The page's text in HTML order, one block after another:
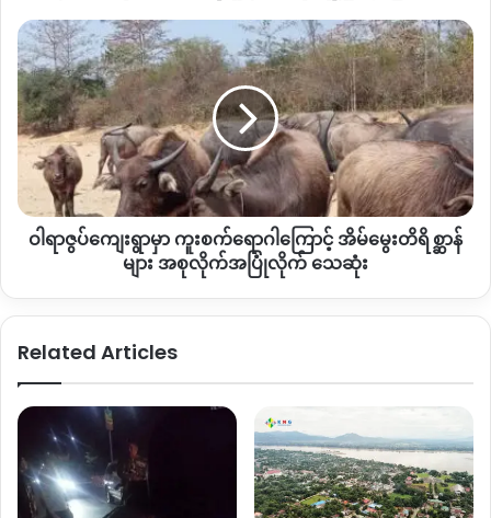
ဖြေ။ ။ ကျောင်းအပ်ခဆိုတာက ကျွန်တော်တို့အနေနဲ့ ကျောင်းခန်း
မှာ လိုအပ်တဲ့ဟာသုံးဖို့အတွက် လုံလုံလောက်လောက်တော့ မပေးနိုင်
ဘူး။ဒါကြောင့် ကျောင်းတိုင်းမှာ ကျောင်းကော်မတီဆိုတာရှိတယ်။
အဲဒီကျောင်းကော်မတီကနေပြီးတော့ ကျောင်းသားတစ်ဦးကို
တော့ ဘယ်လောက်လေးတော့ ထည့်ဝင်ခိုင်းရအောင်ဆိုပြီး ဆုံးဖြတ်
တာမျိုးတော့ ရှိပါတယ်။ လုံးဝပိုက်ဆံ မကောက်ဘဲ ကျောင်းတက်
နိုင်အောင် အရမ်းတော့ ကြိုးစားကြည့်ပေမယ့်
မဖြစ်နိုင်ဘူး။
ကျွန်တော်တို့ရုံးက
လုံလောက်စွာ မထုတ်ပေးနိုင်တဲ့
အတွက်
ကျောင်းလည်ပတ်နိုင်ဖို့အတွက်တော့ကျောင်းသားတွေဆီ
နည်းနည်းပါးပါးတော့ကောက်ဖို့ လုပ်ထားပါတယ်။
စာအုပ်တွေလည်း
အတွက် ပရင့်တဲ့ကြေးကောက်တာတွေရှိပါတယ်။
မေး။ ။ ဒီနှစ်စာသင်နှစ်မှာက ဘယ်လိုသင်ရိုးတွေကို
သင်ကြားပေးနေလဲ။
ဖြေ။ ။ သင်ရိုးနဲ့ ပက်သက်ပြီးပြောရမယ်ဆိုရင်KGကနေGrade
နောက်
အရပ်သား
သေဆုံး
မှု
နဲ့
ဒဏ်ရာ
ရရှိ
မှု
များပြား
လာ
ဝါ
ရာ
ဇွ
ပ်
ကျေးရွာ
မှာ
ကူးစက်ရောဂါ
ကြောင့်
အိမ်
မွေး
န်
သေဆုံး
ဝါရာဇွပ်ကျေးရွာမှာ ကူးစက်ရောဂါကြောင့် အိမ်မွေးတိရိစ္ဆာန်
များ အစုလိုက်အပြုံလိုက် သေဆုံး
Related Articles